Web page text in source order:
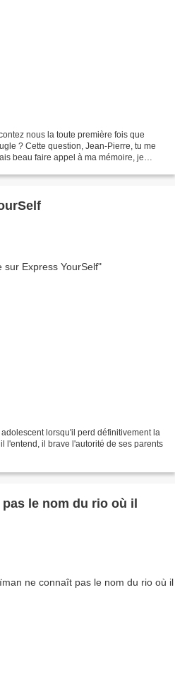
nous la toute première fois que
? Cette question, Jean-Pierre, tu me
beau faire appel à ma mémoire, je
lorsqu'il perd définitivement la
l'entend, il brave l'autorité de ses parents
le nom du rio où il